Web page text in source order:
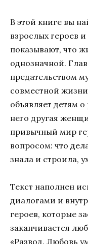
В этой книге вы
взрослых героев
показывают, что
однозначной.
предательством
совместной
объявляет детям
него другая
привычный мир
вопросом: что
знала и строила,
Текст наполнен
диалогами и
героев, которые
заканчивается
«Развод. Любовь